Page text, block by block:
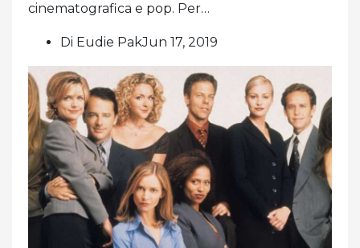
cinematografica e pop. Per…
Di Eudie PakJun 17, 2019